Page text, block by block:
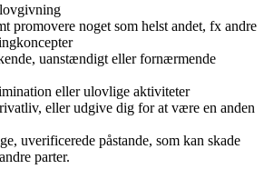
promovere noget som helst andet, fx andre
uanstændigt eller fornærmende
eller ulovlige aktiviteter
eller udgive dig for at være en anden
uverificerede påstande, som kan skade
parter.